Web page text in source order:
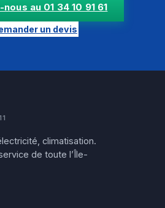
au 01 34 10 91 61
un devis
climatisation.
de toute l’Île-